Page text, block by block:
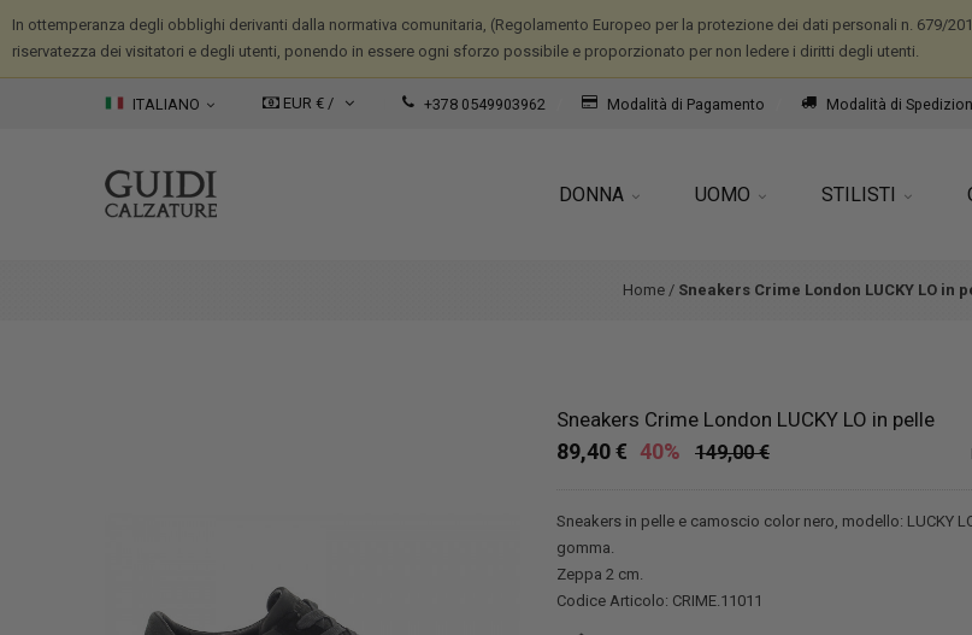
In ottemperanza degli obblighi derivanti dalla normativa comunitaria, (Regolamento Europeo per la protezione dei dati personali n. 679/
riservatezza dei visitatori e degli utenti, ponendo in essere ogni sforzo possibile e proporzionato per non ledere i diritti degli utenti.
ITALIANO EUR € / +378 0549903962 Modalità di Pagamento Modalità di
DONNA UOMO STILISTI
Home / Sneakers Crime London LUCKY LO in
Sneakers Crime London LUCKY LO in pelle
149,00 €
89,40 € 40%
Sneakers in pelle e camoscio color nero, modello: LUCKY
gomma.
Zeppa 2 cm.
Codice Articolo: CRIME.11011